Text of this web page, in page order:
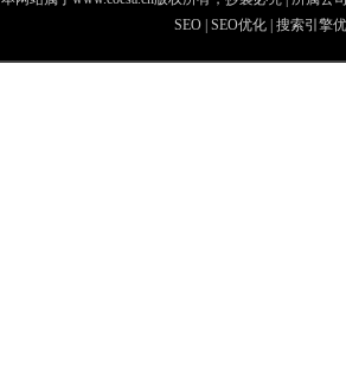
SEO| SEO优化| 搜索引擎